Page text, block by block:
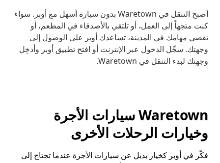
أصبح التنقل في Waretown بدون سيارة أسهل مع أوبر. سواء
كنت متجهاً إلى العمل، أو تلتقي بالأصدقاء في المطعم، أو
تقضي مهامك في المدينة، تساعدك أوبر على الوصول إلى
وجهتك. سجِّل الدخول عبر الإنترنت أو افتح تطبيق أوبر وأدخِل
وجهتك لبدء التنقل في Waretown.
Waretown سيارات الأجرة
وخيارات الرحلات الأخرى
فكّر في أوبر كخيار بديل عن سيارات الأجرة عندما تحتاج إلى